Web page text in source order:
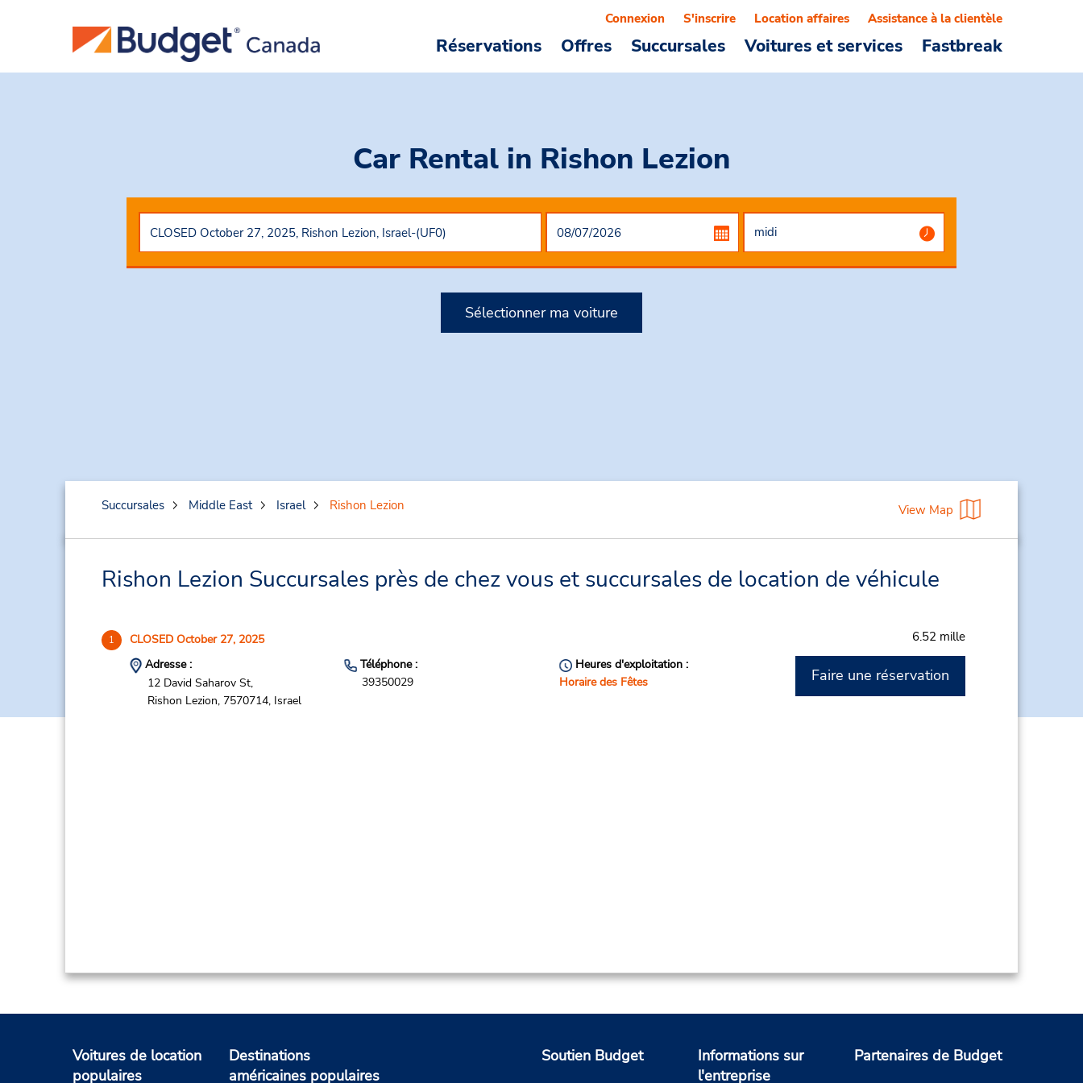
Réservations Offres Succursales Voitures et services Fastbreak
Connexion S'inscrire Location affaires Assistance à la clientèle
Car Rental in Rishon Lezion
Sélectionner ma voiture
Succursales Middle East Israel Rishon Lezion View Map
Rishon Lezion Succursales près de chez vous et succursales de location de véhicule
1 CLOSED October 27, 2025 6.52 mille
Adresse :
12 David Saharov St,
Rishon Lezion, 7570714, Israel
Téléphone :
39350029
Heures d'exploitation :
Horaire des Fêtes
Faire une réservation
Voitures de location
populaires
Destinations
américaines populaires
Soutien Budget
Informations sur
l'entreprise
Partenaires de Budget